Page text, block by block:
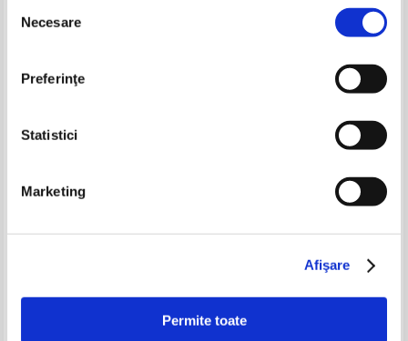
consimțământului
Necesare
Preferinţe
Statistici
Marketing
Afişare
Permite toate
Adaugă în coș
50 de documente strict secrete
Sabatino Moscati - Lumea